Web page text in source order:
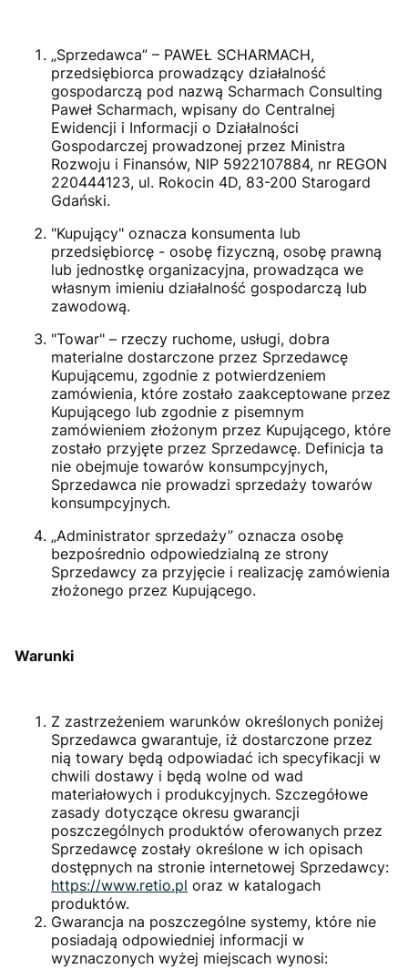
„Sprzedawca” – PAWEŁ SCHARMACH,
przedsiębiorca prowadzący działalność
gospodarczą pod nazwą Scharmach Consulting
Paweł Scharmach, wpisany do Centralnej
Ewidencji i Informacji o Działalności
Gospodarczej prowadzonej przez Ministra
Rozwoju i Finansów, NIP 5922107884, nr REGON
220444123, ul. Rokocin 4D, 83-200 Starogard
Gdański.
"Kupujący" oznacza konsumenta lub
przedsiębiorcę - osobę fizyczną, osobę prawną
lub jednostkę organizacyjna, prowadząca we
własnym imieniu działalność gospodarczą lub
zawodową.
"Towar" – rzeczy ruchome, usługi, dobra
materialne dostarczone przez Sprzedawcę
Kupującemu, zgodnie z potwierdzeniem
zamówienia, które zostało zaakceptowane przez
Kupującego lub zgodnie z pisemnym
zamówieniem złożonym przez Kupującego, które
zostało przyjęte przez Sprzedawcę. Definicja ta
nie obejmuje towarów konsumpcyjnych,
Sprzedawca nie prowadzi sprzedaży towarów
konsumpcyjnych.
„Administrator sprzedaży” oznacza osobę
bezpośrednio odpowiedzialną ze strony
Sprzedawcy za przyjęcie i realizację zamówienia
złożonego przez Kupującego.
Warunki
Z zastrzeżeniem warunków określonych poniżej
Sprzedawca gwarantuje, iż dostarczone przez
nią towary będą odpowiadać ich specyfikacji w
chwili dostawy i będą wolne od wad
materiałowych i produkcyjnych. Szczegółowe
zasady dotyczące okresu gwarancji
poszczególnych produktów oferowanych przez
Sprzedawcę zostały określone w ich opisach
dostępnych na stronie internetowej Sprzedawcy:
https://www.retio.pl oraz w katalogach
produktów.
Gwarancja na poszczególne systemy, które nie
posiadają odpowiedniej informacji w
wyznaczonych wyżej miejscach wynosi: